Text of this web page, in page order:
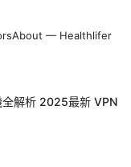
About — Healthlifer
全解析 2025最新 VPN